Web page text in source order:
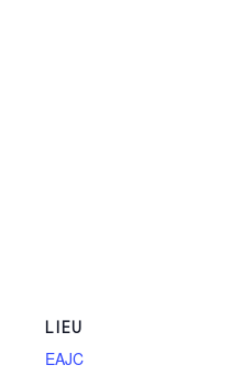
LIEU
EAJC